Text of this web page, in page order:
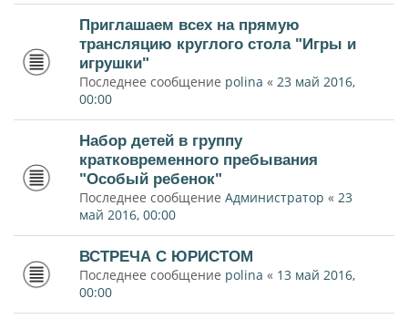
Приглашаем всех на прямую
трансляцию круглого стола "Игры и
игрушки"
Последнее сообщение polina « 23 май 2016,
00:00
Набор детей в группу
кратковременного пребывания
"Особый ребенок"
Последнее сообщение Администратор « 23
май 2016, 00:00
ВСТРЕЧА С ЮРИСТОМ
Последнее сообщение polina « 13 май 2016,
00:00